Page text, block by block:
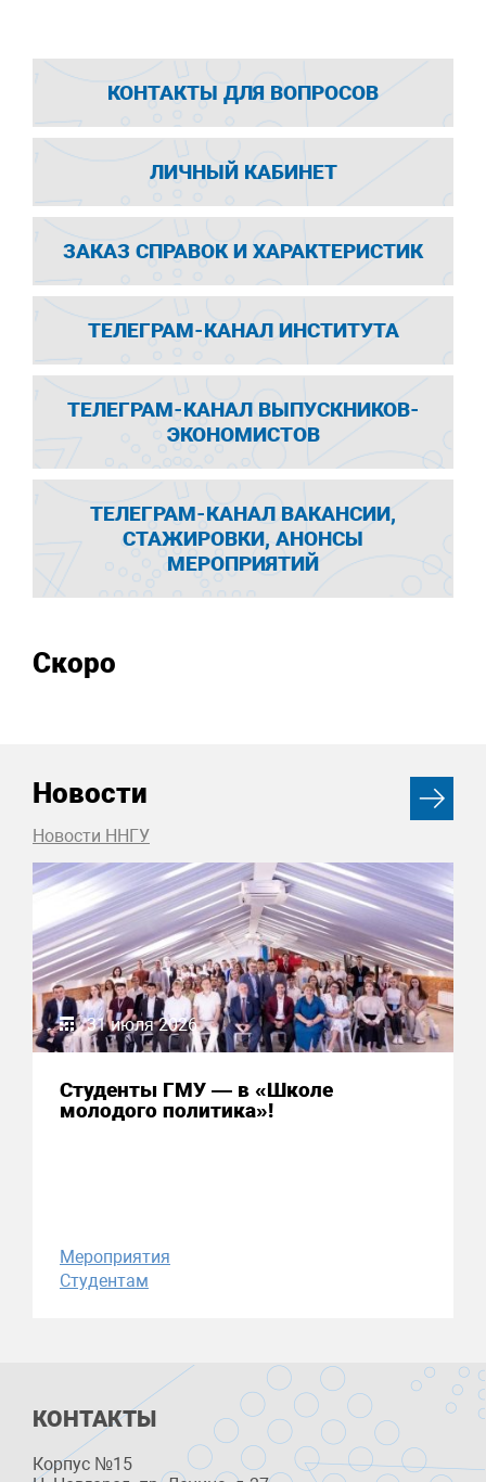
КОНТАКТЫ ДЛЯ ВОПРОСОВ
ЛИЧНЫЙ КАБИНЕТ
ЗАКАЗ СПРАВОК И ХАРАКТЕРИСТИК
ТЕЛЕГРАМ-КАНАЛ ИНСТИТУТА
ТЕЛЕГРАМ-КАНАЛ ВЫПУСКНИКОВ-
ЭКОНОМИСТОВ
ТЕЛЕГРАМ-КАНАЛ ВАКАНСИИ,
СТАЖИРОВКИ, АНОНСЫ
МЕРОПРИЯТИЙ
Скоро
Новости
Новости ННГУ
31 июля 2026
Студенты ГМУ — в «Школе
молодого политика»!
Мероприятия
Студентам
КОНТАКТЫ
Корпус №15